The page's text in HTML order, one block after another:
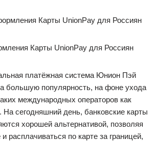
Карты UnionPay для Россиян
платёжная система Юнион Пэй
большую популярность, на фоне ухода
международных операторов как
На сегодняшний день, банковские карты
хорошей альтернативой, позволяя
расплачиваться по карте за границей,